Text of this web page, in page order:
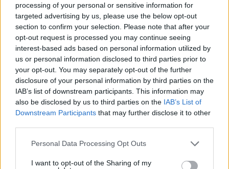
processing of your personal or sensitive information for
targeted advertising by us, please use the below opt-out
section to confirm your selection. Please note that after your
opt-out request is processed you may continue seeing
interest-based ads based on personal information utilized by
us or personal information disclosed to third parties prior to
your opt-out. You may separately opt-out of the further
disclosure of your personal information by third parties on the
IAB’s list of downstream participants. This information may
also be disclosed by us to third parties on the IAB’s List of
Downstream Participants that may further disclose it to other
Please note that this website/app uses one or more Google
not limited to your visit or usage behaviour. You may click to
Personal Data Processing Opt Outs
I want to opt-out of the Sharing of my
Οργή στο Περού για το βίντεο της σεξουαλικής
επίθεσης μαέστρου σε 26χρονη τραγουδίστρια:
«Σιγά-σιγά θα το ξεπεράσεις» της έλεγαν από τη
μπάντα της
07.08.2026, 07:16